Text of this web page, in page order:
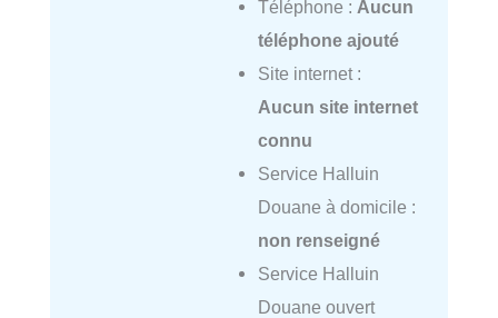
Téléphone : Aucun
téléphone ajouté
Site internet :
Aucun site internet
connu
Service Halluin
Douane à domicile :
non renseigné
Service Halluin
Douane ouvert